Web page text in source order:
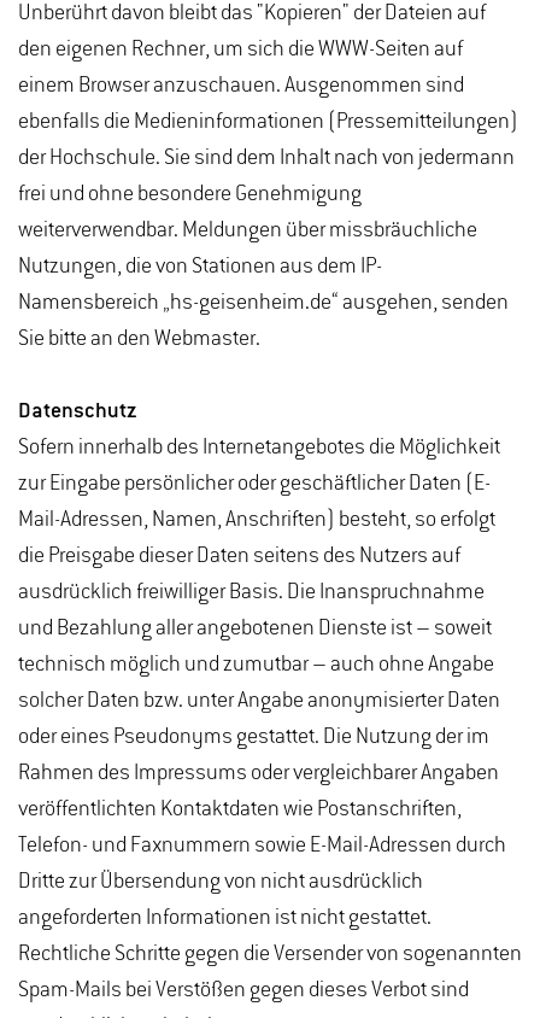
Unberührt davon bleibt das "Kopieren" der Dateien auf
den eigenen Rechner, um sich die WWW-Seiten auf
einem Browser anzuschauen. Ausgenommen sind
ebenfalls die Medieninformationen (Pressemitteilungen)
der Hochschule. Sie sind dem Inhalt nach von jedermann
frei und ohne besondere Genehmigung
weiterverwendbar. Meldungen über missbräuchliche
Nutzungen, die von Stationen aus dem IP-
Namensbereich „hs-geisenheim.de“ ausgehen, senden
Sie bitte an den Webmaster.
Datenschutz
Sofern innerhalb des Internetangebotes die Möglichkeit
zur Eingabe persönlicher oder geschäftlicher Daten (E-
Mail-Adressen, Namen, Anschriften) besteht, so erfolgt
die Preisgabe dieser Daten seitens des Nutzers auf
ausdrücklich freiwilliger Basis. Die Inanspruchnahme
und Bezahlung aller angebotenen Dienste ist – soweit
technisch möglich und zumutbar – auch ohne Angabe
solcher Daten bzw. unter Angabe anonymisierter Daten
oder eines Pseudonyms gestattet. Die Nutzung der im
Rahmen des Impressums oder vergleichbarer Angaben
veröffentlichten Kontaktdaten wie Postanschriften,
Telefon- und Faxnummern sowie E-Mail-Adressen durch
Dritte zur Übersendung von nicht ausdrücklich
angeforderten Informationen ist nicht gestattet.
Rechtliche Schritte gegen die Versender von sogenannten
Spam-Mails bei Verstößen gegen dieses Verbot sind